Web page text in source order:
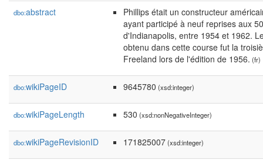
dbo:abstract
Phillips était un constructeur
ayant participé à neuf reprises aux
d'Indianapolis, entre 1954 et 1962.
obtenu dans cette course fut la
Freeland lors de l'édition de 1956. (fr)
dbo:wikiPageID 9645780 (xsd:integer)
dbo:wikiPageLength 530 (xsd:nonNegativeInteger)
dbo:wikiPageRevisionID 171825007(xsd:integer)